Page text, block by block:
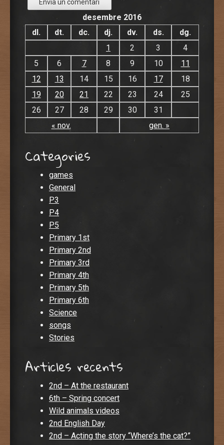
desembre 2016
dl.
dt. dc. dj. dv. ds. dg.
« nov. gen. »
1 2 3
4
5
6 7 8 9 10
11
12
13 14 15 16 17
18
19
20 21 22 23 24
25
26
27 28 29 30 31
Categories
games
General
P3
P4
P5
Primary 1st
Primary 2nd
Primary 3rd
Primary 4th
Primary 5th
Primary 6th
Science
songs
Stories
Articles recents
2nd – At the restaurant
6th – Spring concert
Wild animals videos
2nd English Day
2nd – Acting the story “Where’s the cat?”